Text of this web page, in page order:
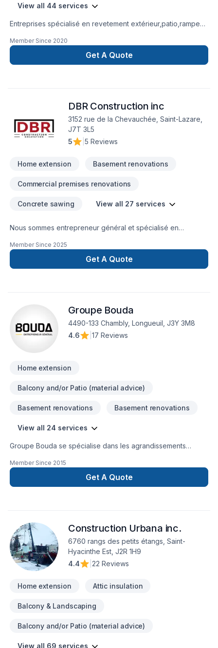
View all 44 services
Entreprises spécialisé en revetement extérieur,patio,rampe
Member Since 2020
Get A Quote
DBR Construction inc
3152 rue de la Chevauchée, Saint-Lazare,
J7T 3L5
5
5 Reviews
Home extension Basement renovations
Commercial premises renovations
Concrete sawing View all 27 services
Nous sommes entrepreneur général et spécialisé en
d’expérience dans la réparation de fissures de fondation,
l’imperméabilisation, l’abaissement de sous-sol, l’installation
de drains français et les travaux d’excavation de bâtiment.
de notre engagement afin de mieux vous accompagner et
répondre à vos besoins.
Member Since 2025
Get A Quote
Groupe Bouda
4490-133 Chambly, Longueuil, J3Y 3M8
4.6
17 Reviews
Home extension
Balcony and/or Patio (material advice)
Basement renovations Basement renovations
View all 24 services
Groupe Bouda se spécialise dans les agrandissements
projets clé en main.Notre équipe prend en charge chaque
étape : conception, gestion, coordination et exécution des
travaux.Nous offrons un service structuré, professionnel et
Member Since 2015
Get A Quote
Construction Urbana inc.
6760 rangs des petits étangs, Saint-
Hyacinthe Est, J2R 1H9
4.4
22 Reviews
Home extension Attic insulation
Balcony & Landscaping
Balcony and/or Patio (material advice)
View all 69 services